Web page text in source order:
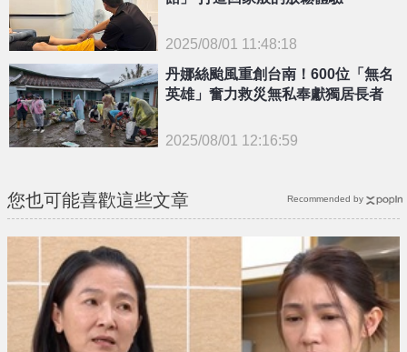
{PLAYICON}
2025/08/01 11:48:18
丹娜絲颱風重創台南！600位「無名
英雄」奮力救災無私奉獻獨居長者
2025/08/01 12:16:59
您也可能喜歡這些文章 Recommended by